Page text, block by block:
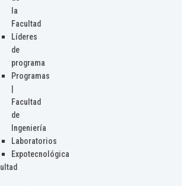
la
Facultad
Líderes
de
programa
Programas
Facultad
de
Ingeniería
Laboratorios
Expotecnológica